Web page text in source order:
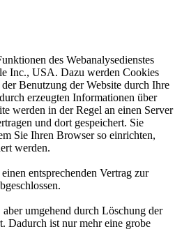
des Webanalysedienstes
Inc., USA. Dazu werden Cookies
Benutzung der Website durch Ihre
erzeugten Informationen über
werden in der Regel an einen Server
und dort gespeichert. Sie
Sie Ihren Browser so einrichten,
werden.
entsprechenden Vertrag zur
umgehend durch Löschung der
Dadurch ist nur mehr eine grobe